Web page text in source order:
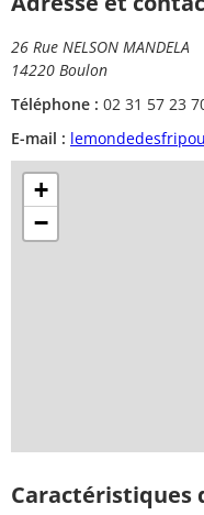
26 Rue NELSON MANDELA
14220 Boulon
Téléphone : 02 31 57 23
E-mail :
+
−
Caractéristiques